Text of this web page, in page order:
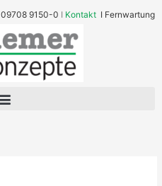
09708 9150-0 I Kontakt I Fernwartung